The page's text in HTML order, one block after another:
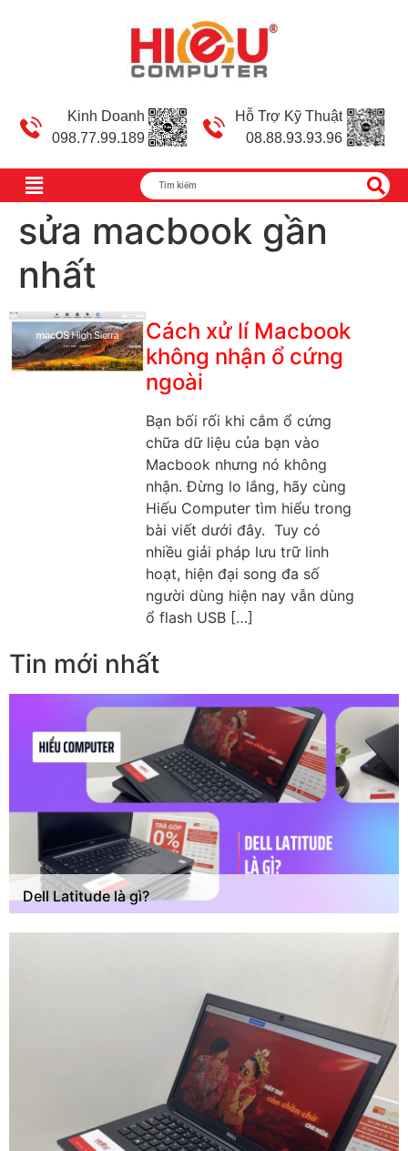
Kinh Doanh
098.77.99.189
Hỗ Trợ Kỹ Thuật
08.88.93.93.96
sửa macbook gần
nhất
Cách xử lí Macbook
không nhận ổ cứng
ngoài
Bạn bối rối khi cắm ổ cứng
chữa dữ liệu của bạn vào
Macbook nhưng nó không
nhận. Đừng lo lắng, hãy cùng
Hiếu Computer tìm hiểu trong
bài viết dưới đây. Tuy có
nhiều giải pháp lưu trữ linh
hoạt, hiện đại song đa số
người dùng hiện nay vẫn dùng
ổ flash USB […]
Tin mới nhất
Dell Latitude là gì?